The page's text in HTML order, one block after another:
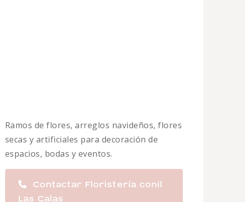
Ramos de flores, arreglos navideños, flores
secas y artificiales para decoración de
espacios, bodas y eventos.
Contactar Floristería conil
Las Calas